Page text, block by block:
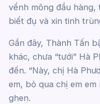
vểnh mông đầu hàng,
biết đụ và xin tinh
Gần đây, Thành Tấn
khác, chưa “tưới” Hà
đến. “Này, chị Hà
em, bỏ qua chị em
ghen.